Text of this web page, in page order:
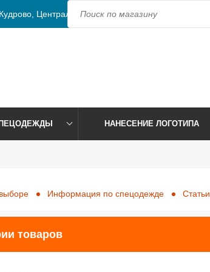
Центральная, 41 access_time
НАНЕСЕНИЕ ЛОГОТИПА
Информация по спецодежде Статьи
товаров